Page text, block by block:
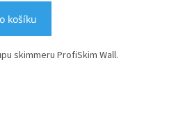
košíku
skimmeru ProfiSkim Wall.